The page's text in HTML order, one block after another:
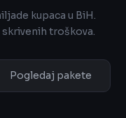
kupaca u BiH.
troškova.
Pogledaj pakete